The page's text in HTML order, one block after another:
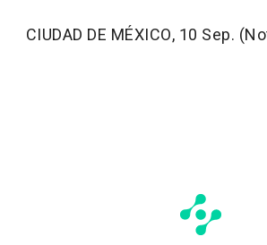
CIUDAD DE MÉXICO, 10 Sep.